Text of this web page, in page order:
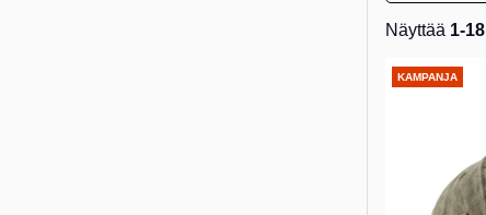
Näyttää 1-18
Tuotteet
KAMPANJA